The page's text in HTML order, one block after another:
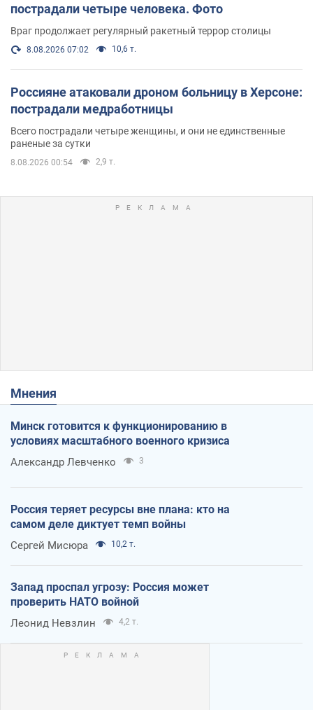
пострадали четыре человека. Фото
Враг продолжает регулярный ракетный террор столицы
8.08.2026 07:02 10,6 т.
Россияне атаковали дроном больницу в Херсоне:
пострадали медработницы
Всего пострадали четыре женщины, и они не единственные
раненые за сутки
8.08.2026 00:54 2,9 т.
Мнения
Минск готовится к функционированию в
условиях масштабного военного кризиса
Александр Левченко 3
Россия теряет ресурсы вне плана: кто на
самом деле диктует темп войны
Сергей Мисюра 10,2 т.
Запад проспал угрозу: Россия может
проверить НАТО войной
Леонид Невзлин 4,2 т.